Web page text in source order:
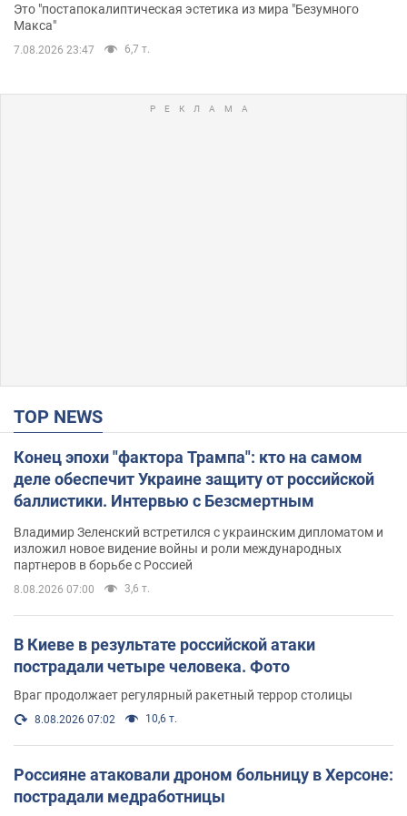
Это "постапокалиптическая эстетика из мира "Безумного
Макса"
7.08.2026 23:47 6,7 т.
TOP NEWS
Конец эпохи "фактора Трампа": кто на самом
деле обеспечит Украине защиту от российской
баллистики. Интервью с Безсмертным
Владимир Зеленский встретился с украинским дипломатом и
изложил новое видение войны и роли международных
партнеров в борьбе с Россией
8.08.2026 07:00 3,6 т.
В Киеве в результате российской атаки
пострадали четыре человека. Фото
Враг продолжает регулярный ракетный террор столицы
8.08.2026 07:02 10,6 т.
Россияне атаковали дроном больницу в Херсоне:
пострадали медработницы